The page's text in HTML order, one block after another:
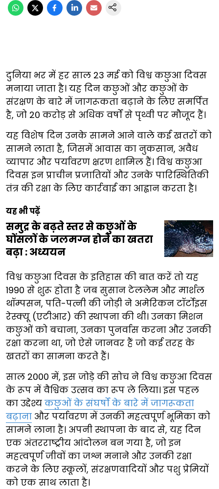
दुनिया भर में हर साल 23 मई को विश्व कछुआ दिवस
मनाया जाता है। यह दिन कछुओं और कछुओं के
संरक्षण के बारे में जागरूकता बढ़ाने के लिए समर्पित
है, जो 20 करोड़ से अधिक वर्षों से पृथ्वी पर मौजूद हैं।
यह विशेष दिन उनके सामने आने वाले कई खतरों को
सामने लाता है, जिसमें आवास का नुकसान, अवैध
व्यापार और पर्यावरण क्षरण शामिल हैं। विश्व कछुआ
दिवस इन प्राचीन प्रजातियों और उनके पारिस्थितिकी
तंत्र की रक्षा के लिए कार्रवाई का आह्वान करता है।
यह भी पढ़ें
समुद्र के बढ़ते स्तर से कछुओं के
घोंसलों के जलमग्न होने का खतरा
बढ़ा : अध्ययन
विश्व कछुआ दिवस के इतिहास की बात करें तो यह
1990 से शुरू होता है जब सुसान टेललेम और मार्शल
थॉम्पसन, पति-पत्नी की जोड़ी ने अमेरिकन टॉर्टोइस
रेस्क्यू (एटीआर) की स्थापना की थी। उनका मिशन
कछुओं को बचाना, उनका पुनर्वास करना और उनकी
रक्षा करना था, जो ऐसे जानवर हैं जो कई तरह के
खतरों का सामना करते हैं।
साल 2000 में, इस जोड़े की सोच ने विश्व कछुआ दिवस
के रूप में वैश्विक उत्सव का रूप ले लिया। इस पहल
का उद्देश्य कछुओं के संघर्षों के बारे में जागरूकता
बढ़ाना और पर्यावरण में उनकी महत्वपूर्ण भूमिका को
सामने लाना है। अपनी स्थापना के बाद से, यह दिन
एक अंतरराष्ट्रीय आंदोलन बन गया है, जो इन
महत्वपूर्ण जीवों का जश्न मनाने और उनकी रक्षा
करने के लिए स्कूलों, संरक्षणवादियों और पशु प्रेमियों
को एक साथ लाता है।